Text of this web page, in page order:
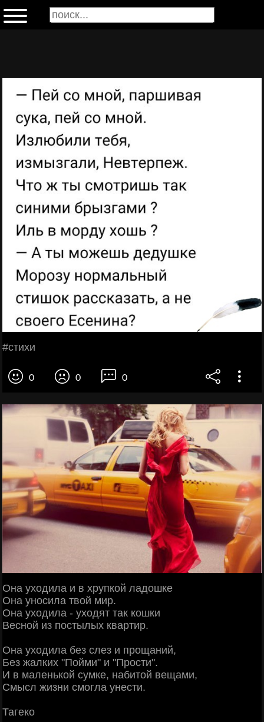
#cтихи
0 0 0
Она уходила и в хрупкой ладошке
Она уносила твой мир.
Она уходила - уходят так кошки
Весной из постылых квартир.
Она уходила без слез и прощаний,
Без жалких "Пойми" и "Прости".
И в маленькой сумке, набитой вещами,
Смысл жизни смогла унести.
Тагеко